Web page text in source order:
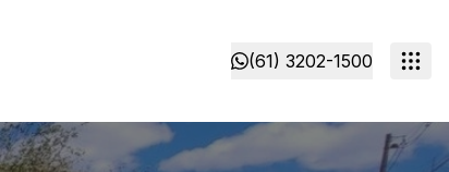
(61) 3202-1500